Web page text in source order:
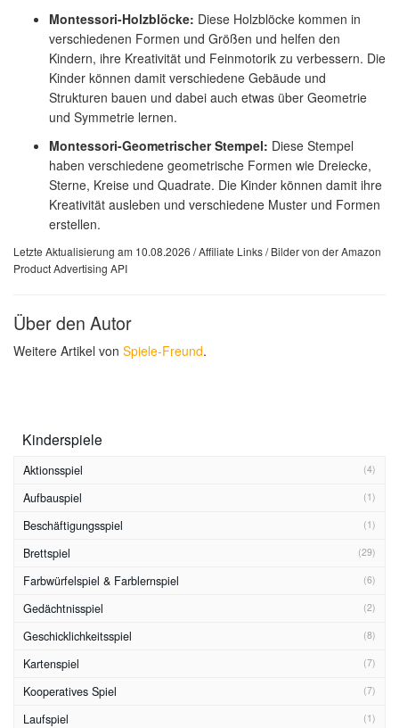
Montessori-Holzblöcke: Diese Holzblöcke kommen in
verschiedenen Formen und Größen und helfen den
Kindern, ihre Kreativität und Feinmotorik zu verbessern. Die
Kinder können damit verschiedene Gebäude und
Strukturen bauen und dabei auch etwas über Geometrie
und Symmetrie lernen.
Montessori-Geometrischer Stempel: Diese Stempel
haben verschiedene geometrische Formen wie Dreiecke,
Sterne, Kreise und Quadrate. Die Kinder können damit ihre
Kreativität ausleben und verschiedene Muster und Formen
erstellen.
Letzte Aktualisierung am 10.08.2026 / Affiliate Links / Bilder von der Amazon
Product Advertising API
Über den Autor
Weitere Artikel von Spiele-Freund.
Kinderspiele
Aktionsspiel (4)
Aufbauspiel (1)
Beschäftigungsspiel (1)
Brettspiel (29)
Farbwürfelspiel & Farblernspiel (6)
Gedächtnisspiel (2)
Geschicklichkeitsspiel (8)
Kartenspiel (7)
Kooperatives Spiel (7)
Laufspiel (1)